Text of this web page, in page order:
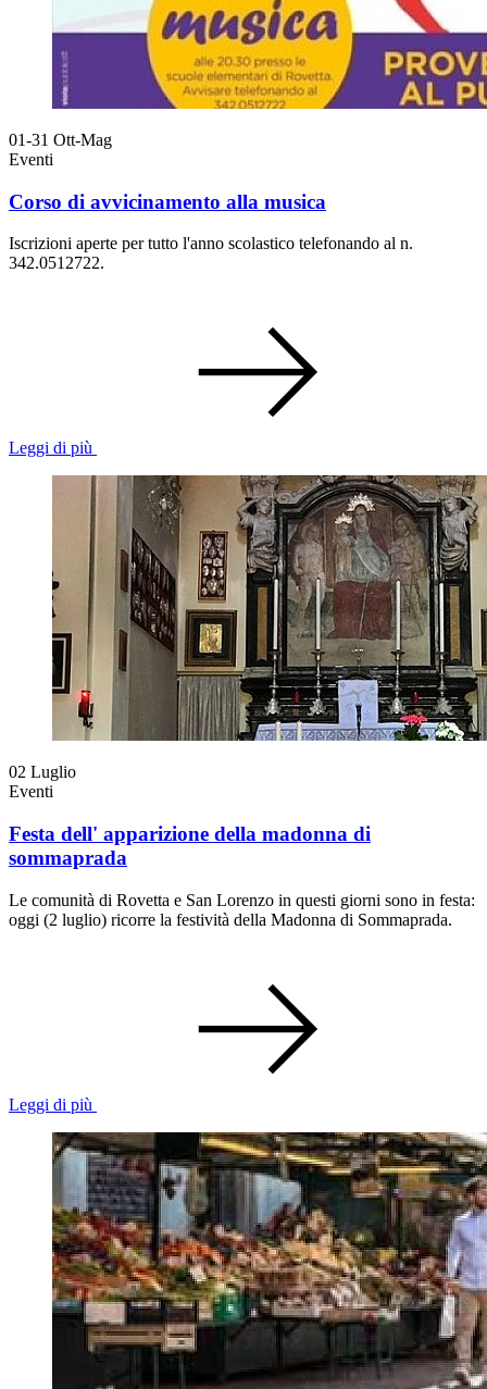
01-31 Ott-Mag
Eventi
Corso di avvicinamento alla musica
Iscrizioni aperte per tutto l'anno scolastico telefonando al n.
342.0512722.
Leggi di più
02 Luglio
Eventi
Festa dell' apparizione della madonna di
sommaprada
Le comunità di Rovetta e San Lorenzo in questi giorni sono in festa:
oggi (2 luglio) ricorre la festività della Madonna di Sommaprada.
Leggi di più